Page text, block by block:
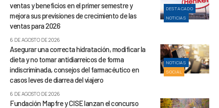
DESTACADO
NOTICIAS
ventas y beneficios en el primer semestre y
mejora sus previsiones de crecimiento de las
ventas para 2026
6 DE AGOSTO DE 2026
NOTICIAS
SOCIAL
Asegurar una correcta hidratación, modificar la
dieta y no tomar antidiarreicos de forma
indiscriminada, consejos del farmacéutico en
casos leves de diarrea del viajero
6 DE AGOSTO DE 2026
Fundación Mapfre y CISE lanzan el concurso